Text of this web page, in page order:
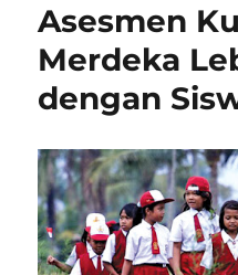
Depan
Generasi
Muda
Asesmen
Merdeka
dengan